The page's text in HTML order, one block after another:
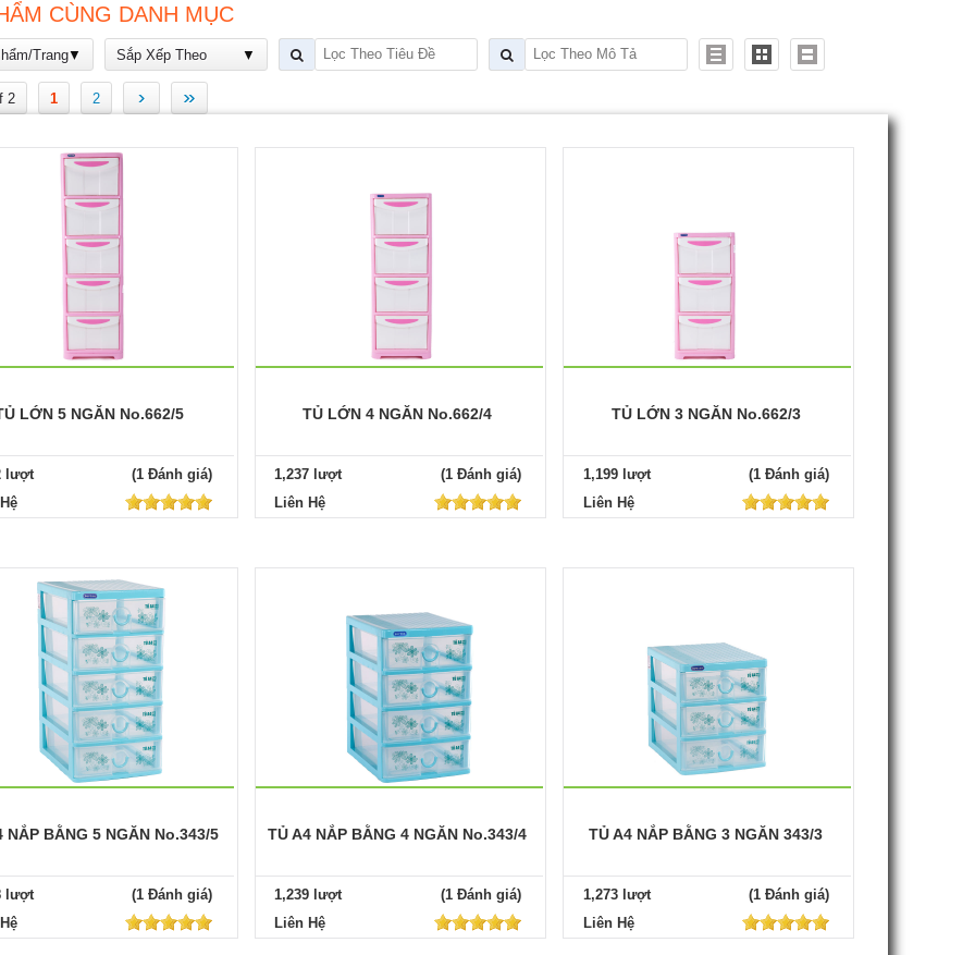
CÙNG DANH MỤC
Trang Sắp Xếp Theo
2 1 2 › »
LỚN 5 NGĂN No.662/5
lượt
(1 Đánh giá)
TỦ LỚN 4 NGĂN No.662/4
1,237 lượt
(1 Đánh giá)
Liên Hệ
TỦ LỚN 3 NGĂN No.662/3
1,199 lượt
(1 Đánh giá)
Liên Hệ
NẮP BẰNG 5 NGĂN No.343/5
lượt
(1 Đánh giá)
TỦ A4 NẮP BẰNG 4 NGĂN No.343/4
1,239 lượt
(1 Đánh giá)
Liên Hệ
TỦ A4 NẮP BẰNG 3 NGĂN 343/3
1,273 lượt
(1 Đánh giá)
Liên Hệ